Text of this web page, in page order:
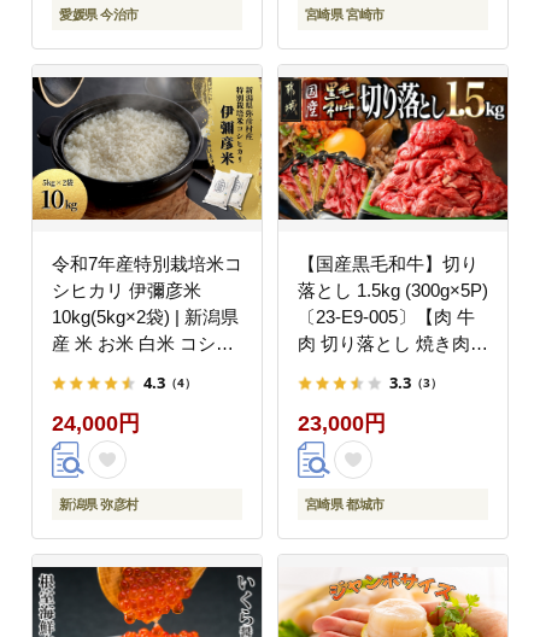
愛媛県 今治市 宮崎県 宮崎市
令和7年産特別栽培米コ
シヒカリ 伊彌彦米
10kg(5kg×2袋) | 新潟県
産 米 お米 白米 コシヒ
伊彌彦米 10kg 送料無
料 新潟県 弥彦村
4.3 （4）
24,000円
新潟県 弥彦村
【国産黒毛和牛】切り
落とし 1.5kg (300g×5P)
〔23-E9-005〕【肉 牛
肉 切り落とし 焼き肉
しゃぶしゃぶ 人気 おす
すめ 国産】
3.3 （3）
23,000円
宮崎県 都城市